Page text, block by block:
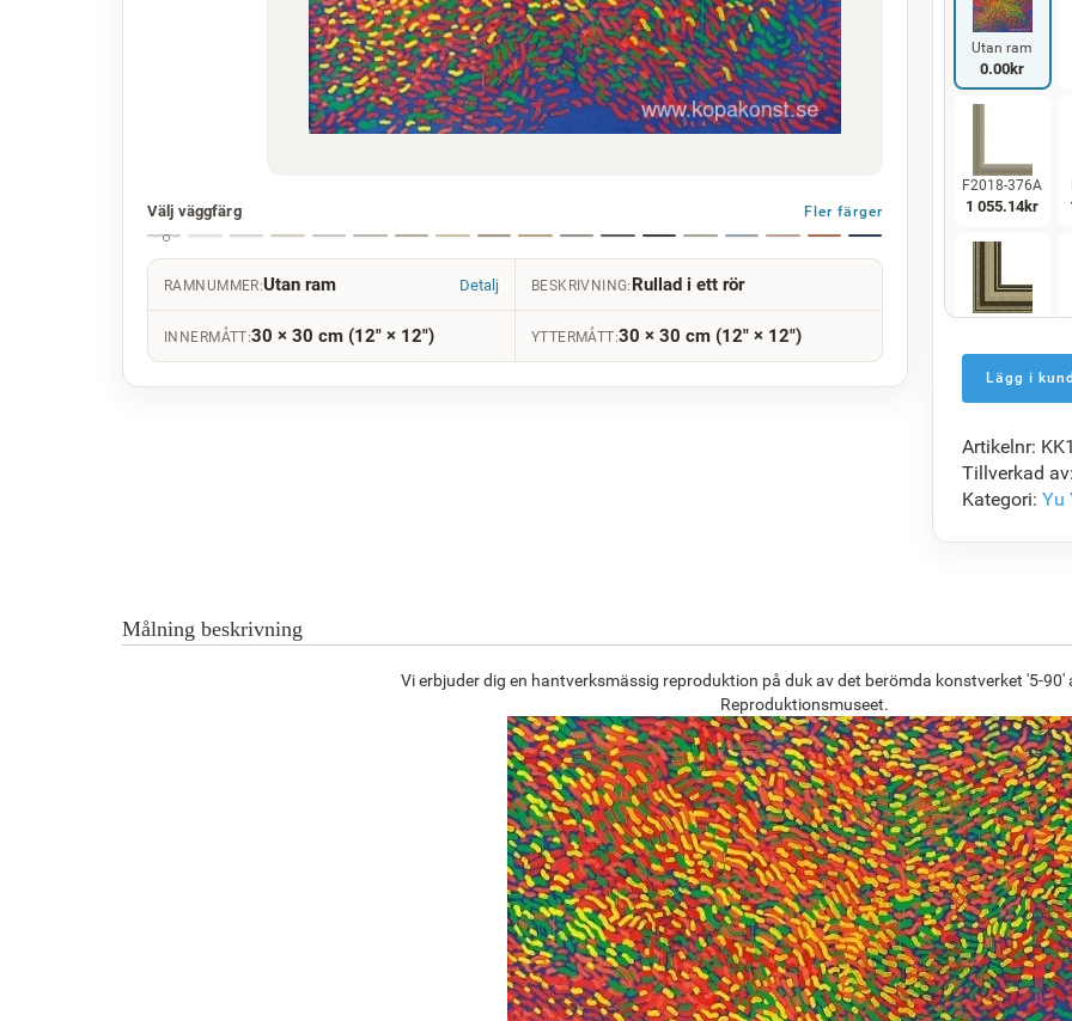
Välj väggfärg Fler färger
RAMNUMMER:Utan ram Detalj BESKRIVNING: Rullad i ett rör
INNERMÅTT:30 × 30 cm (12" × 12") YTTERMÅTT:30 × 30 cm (12" × 12")
Utan ram
0.00kr
F2018-376A
1 055.14kr
F5429-258
1 471.11kr
Artikelnr:
Tillverkad av:
Kategori: Yu
Målning beskrivning
Vi erbjuder dig en hantverksmässig reproduktion på duk av det berömda konstverket '5-90'
Reproduktionsmuseet.